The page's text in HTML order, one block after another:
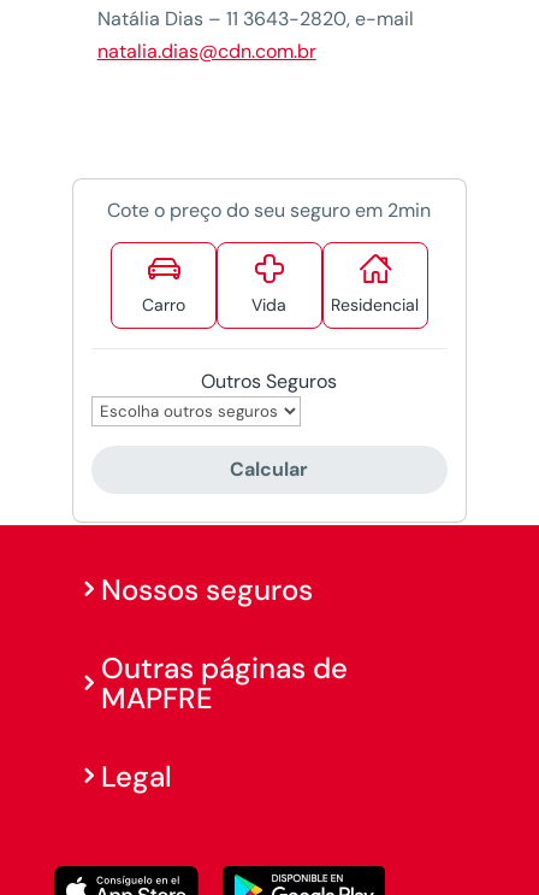
Natália Dias – 11 3643-2820, e-mail
natalia.dias@cdn.com.br
Cote o preço do seu seguro em 2min

Carro

Vida

Residencial
Outros Seguros
Calcular
Nossos seguros
Outras páginas de
MAPFRE
Legal